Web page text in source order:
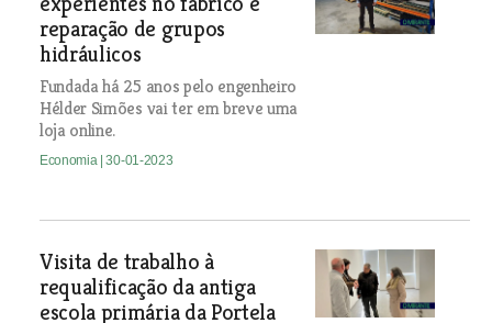
reparação de grupos
hidráulicos
Fundada há 25 anos pelo engenheiro
Hélder Simões vai ter em breve uma
loja online.
Economia | 30-01-2023
Visita de trabalho à
requalificação da antiga
escola primária da Portela